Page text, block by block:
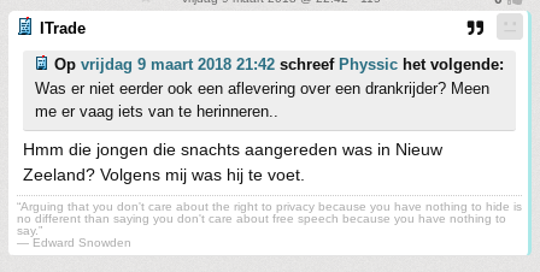
ITrade
Op vrijdag 9 maart 2018 21:42 schreef Physsic het volgende:
Was er niet eerder ook een aflevering over een drankrijder? Meen
me er vaag iets van te herinneren..
Hmm die jongen die snachts aangereden was in Nieuw
Zeeland? Volgens mij was hij te voet.
“Arguing that you don't care about the right to privacy because you have nothing to hide is
no different than saying you don't care about free speech because you have nothing to
say.”
― Edward Snowden